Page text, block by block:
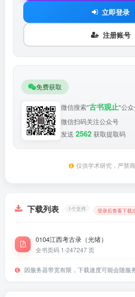
立即登录
注册账号
免费获取
微信搜索"古书观止"公
微信扫码关注公众号
发送 2562 获取提取码
仅供学术研究，严禁
下载列表 1个文件 登录后查看下载
0104江西考古录（光绪）
全书页码 1-247247 页
因服务器带宽有限，下载速度可能会随服